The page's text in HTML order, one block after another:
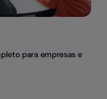
para empresas e